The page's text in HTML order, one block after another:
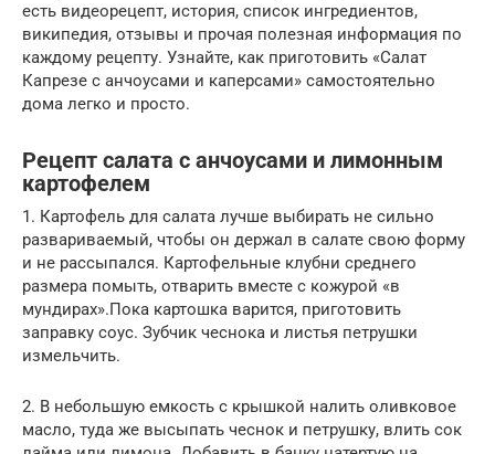
есть видеорецепт, история, список ингредиентов,
википедия, отзывы и прочая полезная информация по
каждому рецепту. Узнайте, как приготовить «Салат
Капрезе с анчоусами и каперсами» самостоятельно
дома легко и просто.
Рецепт салата с анчоусами и лимонным
картофелем
1. Картофель для салата лучше выбирать не сильно
развариваемый, чтобы он держал в салате свою форму
и не рассыпался. Картофельные клубни среднего
размера помыть, отварить вместе с кожурой «в
мундирах».Пока картошка варится, приготовить
заправку соус. Зубчик чеснока и листья петрушки
измельчить.
2. В небольшую емкость с крышкой налить оливковое
масло, туда же высыпать чеснок и петрушку, влить сок